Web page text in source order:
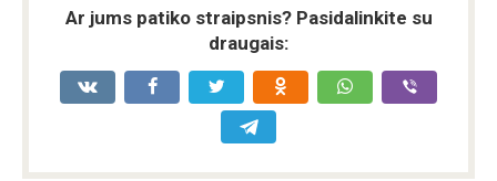
Ar jums patiko straipsnis? Pasidalinkite su
draugais: